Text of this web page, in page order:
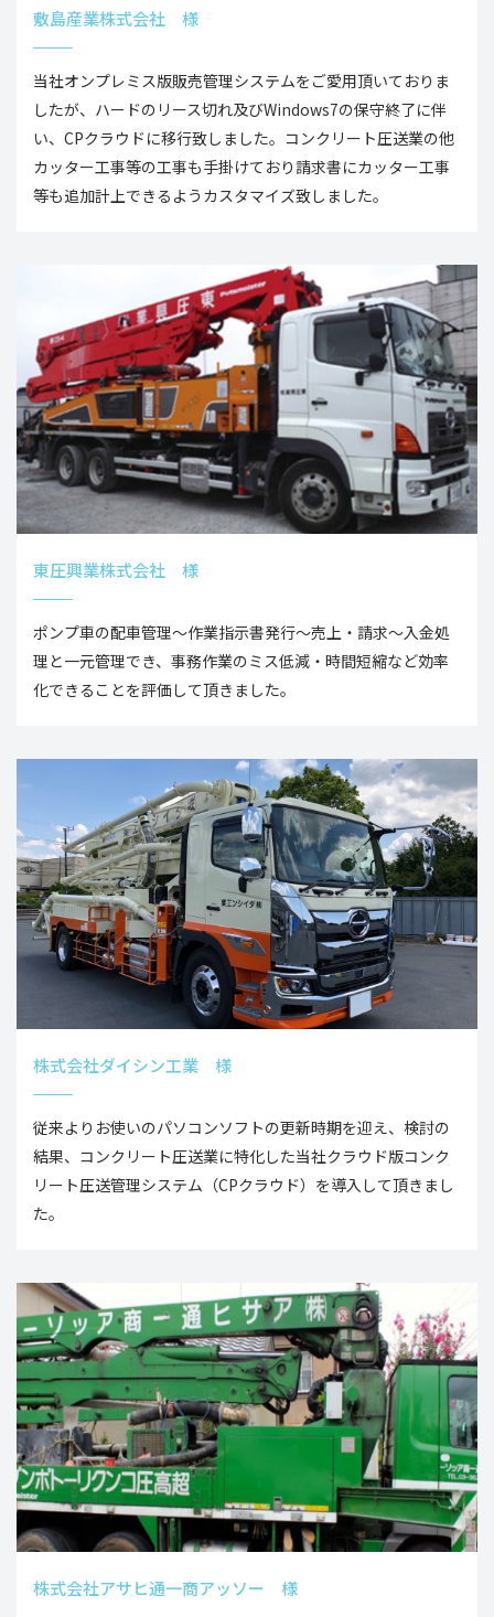
敷島産業株式会社 様
当社オンプレミス版販売管理システムをご愛用頂いておりま
したが、ハードのリース切れ及びWindows7の保守終了に伴
い、CPクラウドに移行致しました。コンクリート圧送業の他
カッター工事等の工事も手掛けており請求書にカッター工事
等も追加計上できるようカスタマイズ致しました。
東圧興業株式会社 様
ポンプ車の配車管理～作業指示書発行～売上・請求～入金処
理と一元管理でき、事務作業のミス低減・時間短縮など効率
化できることを評価して頂きました。
株式会社ダイシン工業 様
従来よりお使いのパソコンソフトの更新時期を迎え、検討の
結果、コンクリート圧送業に特化した当社クラウド版コンク
リート圧送管理システム（CPクラウド）を導入して頂きまし
た。
株式会社アサヒ通一商アッソー 様